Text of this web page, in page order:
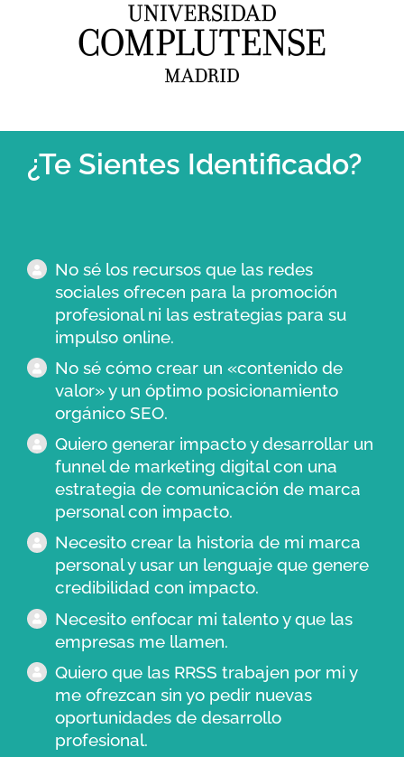
¿Te Sientes Identificado?
No sé los recursos que las redes
sociales ofrecen para la promoción
profesional ni las estrategias para su
impulso online.
No sé cómo crear un «contenido de
valor» y un óptimo posicionamiento
orgánico SEO.
Quiero generar impacto y desarrollar un
funnel de marketing digital con una
estrategia de comunicación de marca
personal con impacto.
Necesito crear la historia de mi marca
personal y usar un lenguaje que genere
credibilidad con impacto.
Necesito enfocar mi talento y que las
empresas me llamen.
Quiero que las RRSS trabajen por mi y
me ofrezcan sin yo pedir nuevas
oportunidades de desarrollo
profesional.